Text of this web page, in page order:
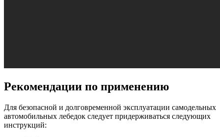
Рекомендации по применению
Для безопасной и долговременной эксплуатации самодельных
автомобильных лебедок следует придерживаться следующих
инструкций: